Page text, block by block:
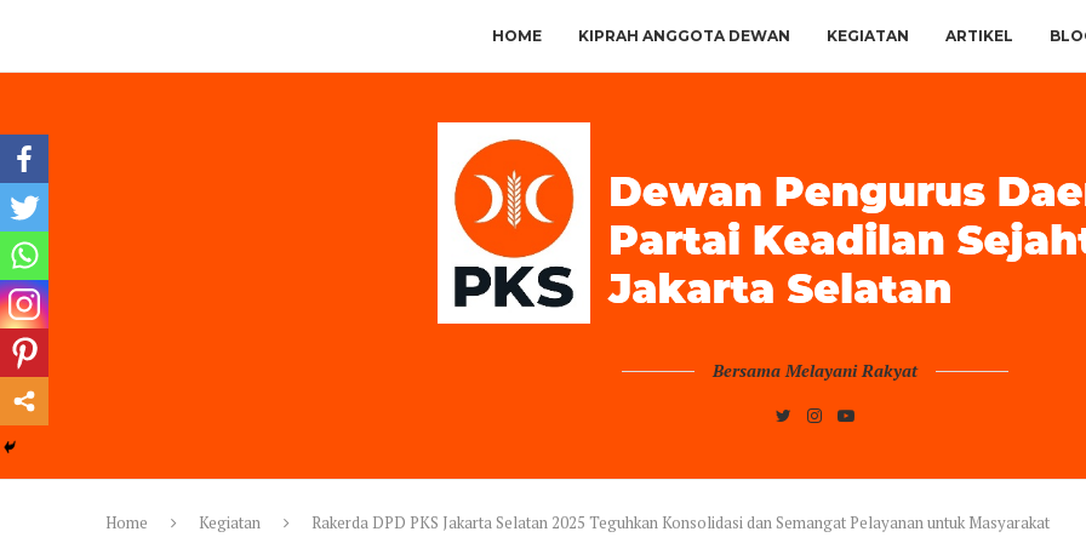
HOME KIPRAH ANGGOTA DEWAN KEGIATAN ARTIKEL
Bersama Melayani Rakyat
Home Kegiatan Rakerda DPD PKS Jakarta Selatan 2025 Teguhkan Konsolidasi dan Semangat Pelayanan untuk Masyarakat